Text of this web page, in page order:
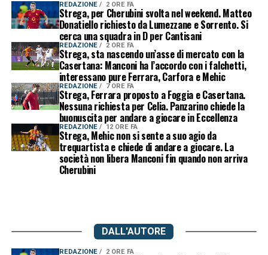
REDAZIONE 2 ORE FA
Strega, per Cherubini svolta nel weekend. Matteo
Donatiello richiesto da Lumezzane e Sorrento. Si
cerca una squadra in D per Cantisani
REDAZIONE 2 ORE FA
Strega, sta nascendo un’asse di mercato con la
Casertana: Manconi ha l’accordo con i falchetti,
interessano pure Ferrara, Carfora e Mehic
REDAZIONE 7 ORE FA
Strega, Ferrara proposto a Foggia e Casertana.
Nessuna richiesta per Celia. Panzarino chiede la
buonuscita per andare a giocare in Eccellenza
REDAZIONE 12 ORE FA
Strega, Mehic non si sente a suo agio da
trequartista e chiede di andare a giocare. La
società non libera Manconi fin quando non arriva
Cherubini
DALL'AUTORE
REDAZIONE 2 ORE FA